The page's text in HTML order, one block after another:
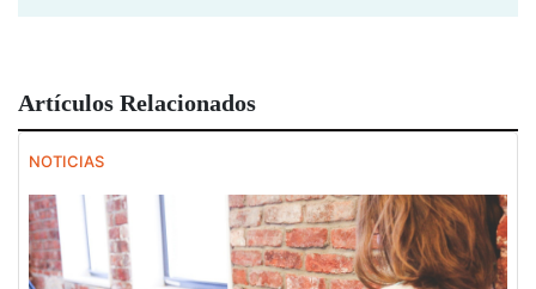
Artículos Relacionados
NOTICIAS